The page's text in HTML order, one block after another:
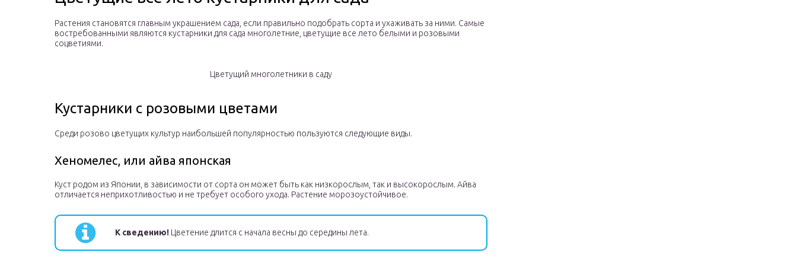
Растения становятся главным украшением сада, если правильно подобрать сорта и ухаживать за ними. Самые
востребованными являются кустарники для сада многолетние, цветущие все лето белыми и розовыми
соцветиями.
Цветущий многолетники в саду
Кустарники с розовыми цветами
Среди розово цветущих культур наибольшей популярностью пользуются следующие виды.
Хеномелес, или айва японская
Куст родом из Японии, в зависимости от сорта он может быть как низкорослым, так и высокорослым. Айва
отличается неприхотливостью и не требует особого ухода. Растение морозоустойчивое.
К сведению! Цветение длится с начала весны до середины лета.